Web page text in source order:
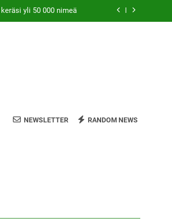
yli 50 000 nimeä
yli 50 000 nimeä
kotikasvatuksen
NEWSLETTER RANDOM NEWS